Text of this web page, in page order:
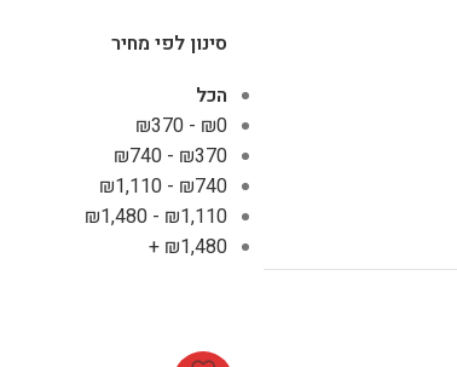
סינון לפי מחיר
הכל
₪0
-
₪370
₪370
-
₪740
₪740
-
₪1,110
₪1,110
-
₪1,480
₪1,480
+